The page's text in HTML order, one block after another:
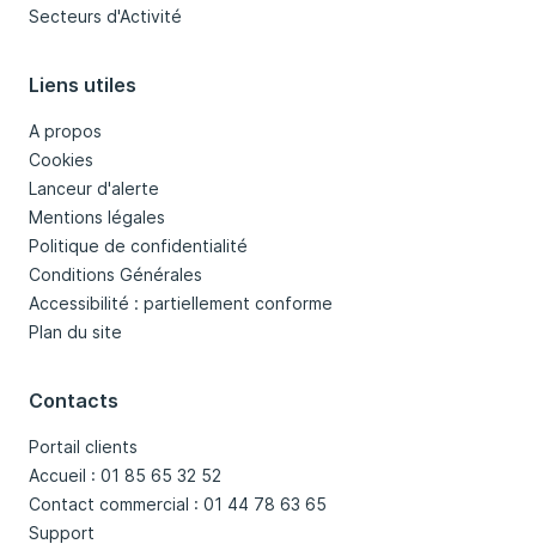
Secteurs d'Activité
Liens utiles
A propos
Cookies
Lanceur d'alerte
Mentions légales
Politique de confidentialité
Conditions Générales
Accessibilité : partiellement conforme
Plan du site
Contacts
Portail clients
Accueil : 01 85 65 32 52
Contact commercial : 01 44 78 63 65
Support